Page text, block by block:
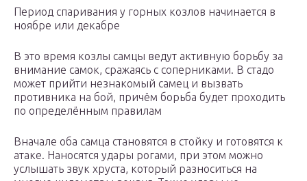
Период спаривания у горных козлов начинается в
ноябре или декабре
В это время козлы самцы ведут активную борьбу за
внимание самок, сражаясь с соперниками. В стадо
может прийти незнакомый самец и вызвать
противника на бой, причём борьба будет проходить
по определённым правилам
Вначале оба самца становятся в стойку и готовятся к
атаке. Наносятся удары рогами, при этом можно
услышать звук хруста, который разноситься на